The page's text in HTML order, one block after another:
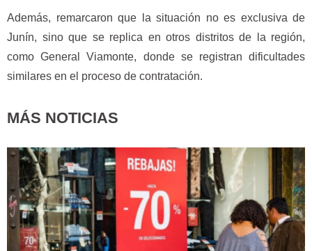
Además, remarcaron que la situación no es exclusiva de
Junín, sino que se replica en otros distritos de la región,
como General Viamonte, donde se registran dificultades
similares en el proceso de contratación.
MÁS NOTICIAS